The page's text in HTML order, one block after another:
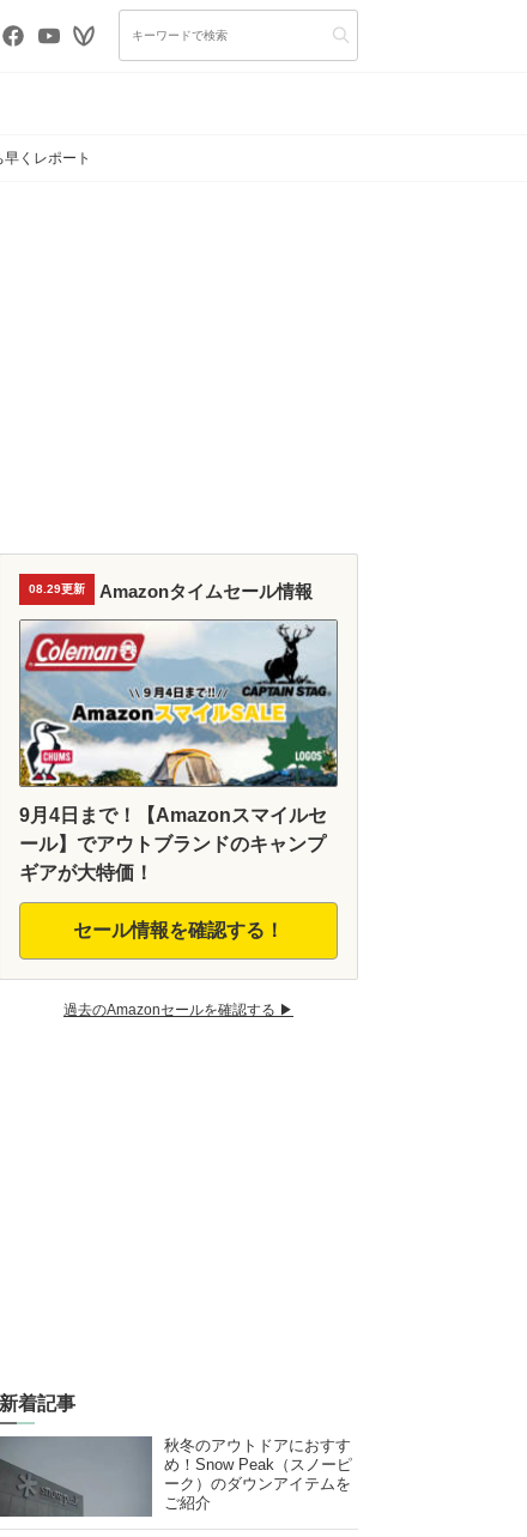
くレポート
08.29更新 Amazonタイムセール情報
9月4日まで！【Amazonスマイルセ
ール】でアウトブランドのキャンプ
ギアが大特価！
セール情報を確認する！
過去のAmazonセールを確認する ▶︎
新着記事
秋冬のアウトドアにおすす
め！Snow Peak（スノーピ
ーク）のダウンアイテムを
ご紹介